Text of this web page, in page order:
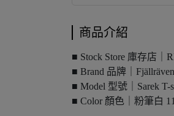
商品介紹
■ Stock Store 庫存店｜
■ Brand 品牌｜Fjällräven
■ Model 型號｜Sarek T-
■ Color 顏色｜粉筆白